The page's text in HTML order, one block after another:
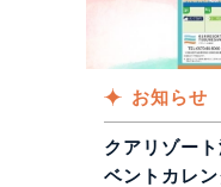
お知らせ
クアリゾー
ベントカレ